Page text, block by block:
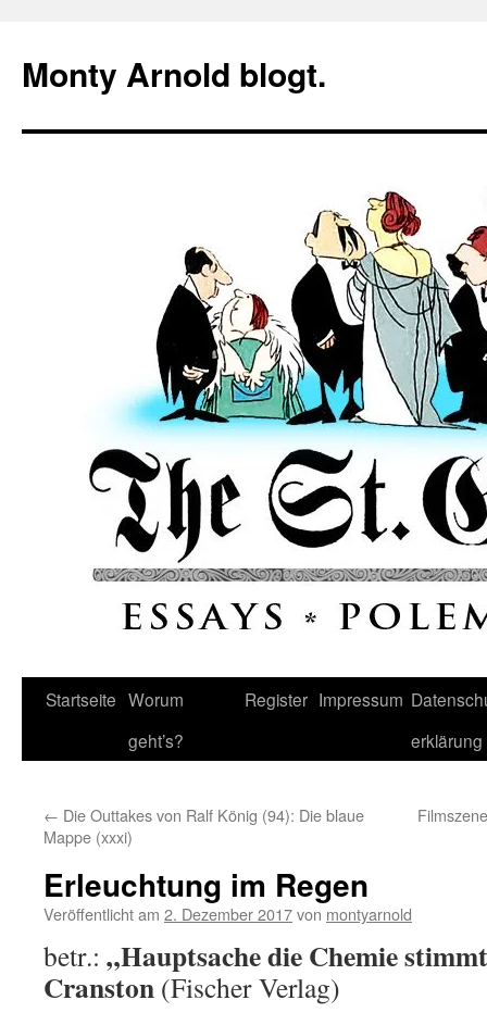
springen
Monty Arnold blogt.
Startseite Worum
geht’s?
Register Impressum
erklärung
← Die Outtakes von Ralf König (94): Die blaue
Mappe (xxxi)
Erleuchtung im Regen
Veröffentlicht am 2. Dezember 2017von montyarnold
betr.: „Hauptsache die Chemie
Cranston (Fischer Verlag)